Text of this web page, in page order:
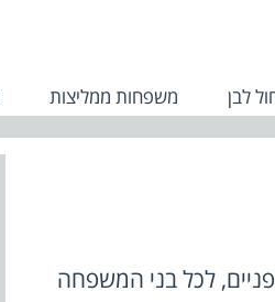
לבן משפחות ממליצות
לכל בני המשפחה